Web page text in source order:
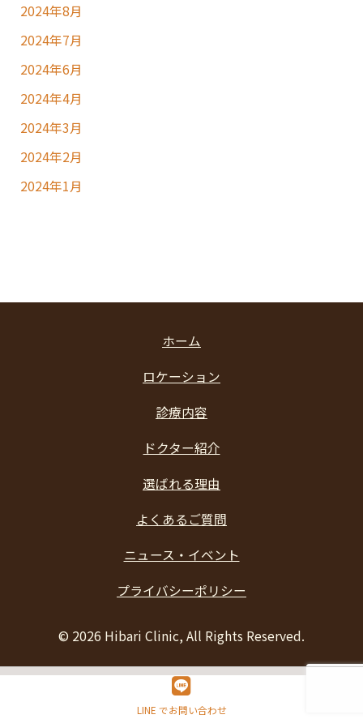
2024年8月
2024年7月
2024年6月
2024年4月
2024年3月
2024年2月
2024年1月
ホーム
ロケーション
診療内容
ドクター紹介
選ばれる理由
よくあるご質問
ニュース・イベント
プライバシーポリシー
© 2026 Hibari Clinic, All Rights Reserved.
LINE でお問い合わせ